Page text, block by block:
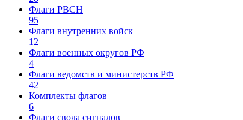
Флаги РВСН
95
Флаги внутренних войск
12
Флаги военных округов РФ
4
Флаги ведомств и министерств РФ
42
Комплекты флагов
6
Флаги свода сигналов